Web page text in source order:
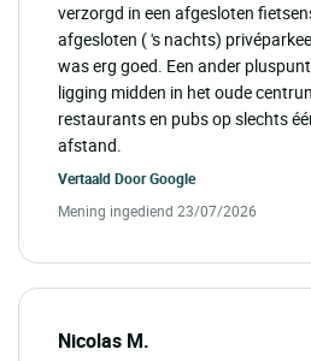
verzorgd in een afgesloten
afgesloten ( 's nachts)
was erg goed. Een ander
ligging midden in het oude
restaurants en pubs op slechts
afstand.
Vertaald DoorGoogle
Mening ingediend 23/07/2026
Nicolas M.